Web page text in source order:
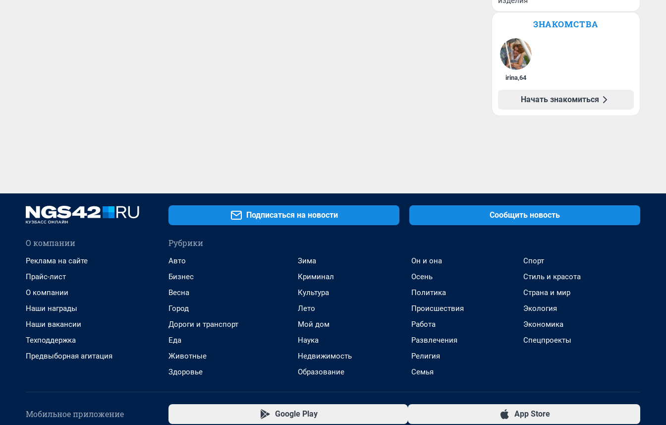
ЗНАКОМСТВА
irina,64
Начать знакомиться
Подписаться на новости Сообщить новость
О компании
Реклама на сайте
Прайс-лист
О компании
Наши награды
Наши вакансии
Техподдержка
Предвыборная агитация
Рубрики
Авто
Бизнес
Весна
Город
Дороги и транспорт
Еда
Животные
Здоровье
Зима
Криминал
Культура
Лето
Мой дом
Наука
Недвижимость
Образование
Он и она
Осень
Политика
Происшествия
Работа
Развлечения
Религия
Семья
Спорт
Стиль и красота
Страна и мир
Экология
Экономика
Спецпроекты
Мобильное приложение Google Play App Store